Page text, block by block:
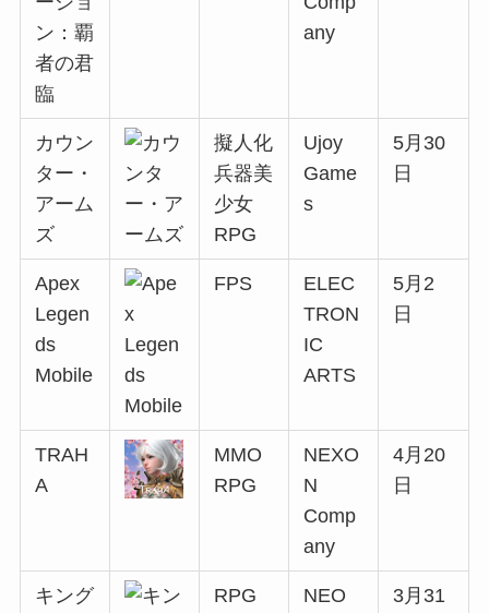
ン：覇
者の君
臨
any
カウン
ター・
アーム
ズ
擬人化
兵器美
少女
RPG
Ujoy
Game
s
5月30
日
Apex
Legen
ds
Mobile
FPS
ELEC
TRON
IC
ARTS
5月2
日
TRAH
A
MMO
RPG
NEXO
N
Comp
any
4月20
日
キング
RPG
NEO
3月31